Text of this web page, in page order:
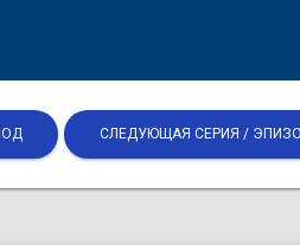
СЛЕДУЮЩАЯ СЕРИЯ /